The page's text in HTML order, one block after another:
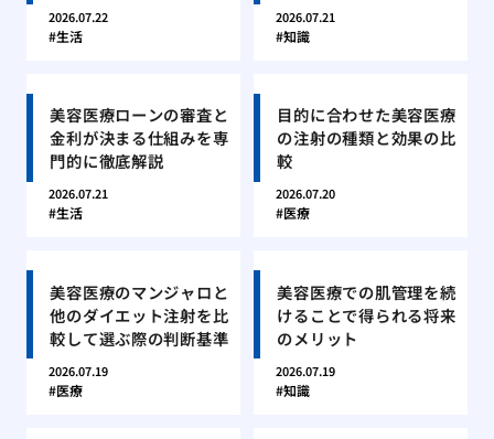
2026.07.22
生活
2026.07.21
知識
美容医療ローンの審査と
金利が決まる仕組みを専
門的に徹底解説
2026.07.21
生活
目的に合わせた美容医療
の注射の種類と効果の比
較
2026.07.20
医療
美容医療のマンジャロと
他のダイエット注射を比
較して選ぶ際の判断基準
2026.07.19
医療
美容医療での肌管理を続
けることで得られる将来
のメリット
2026.07.19
知識